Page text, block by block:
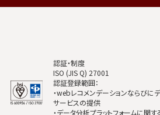
認証・制度
ISO (JIS Q) 27001
認証登録範囲：
・webレコメンデーションならび
サービスの提供
・データ分析プラットフォームに関